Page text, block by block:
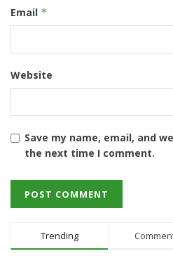
Email *
Website
Save my name, email, and
the next time I comment.
Trending